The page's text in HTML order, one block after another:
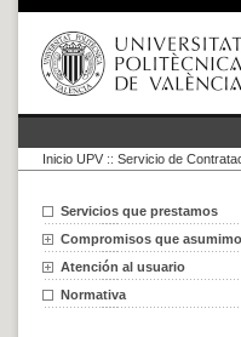
Inicio UPV :: Servicio de
Servicios que prestamos
Compromisos que
Atención al usuario
Normativa